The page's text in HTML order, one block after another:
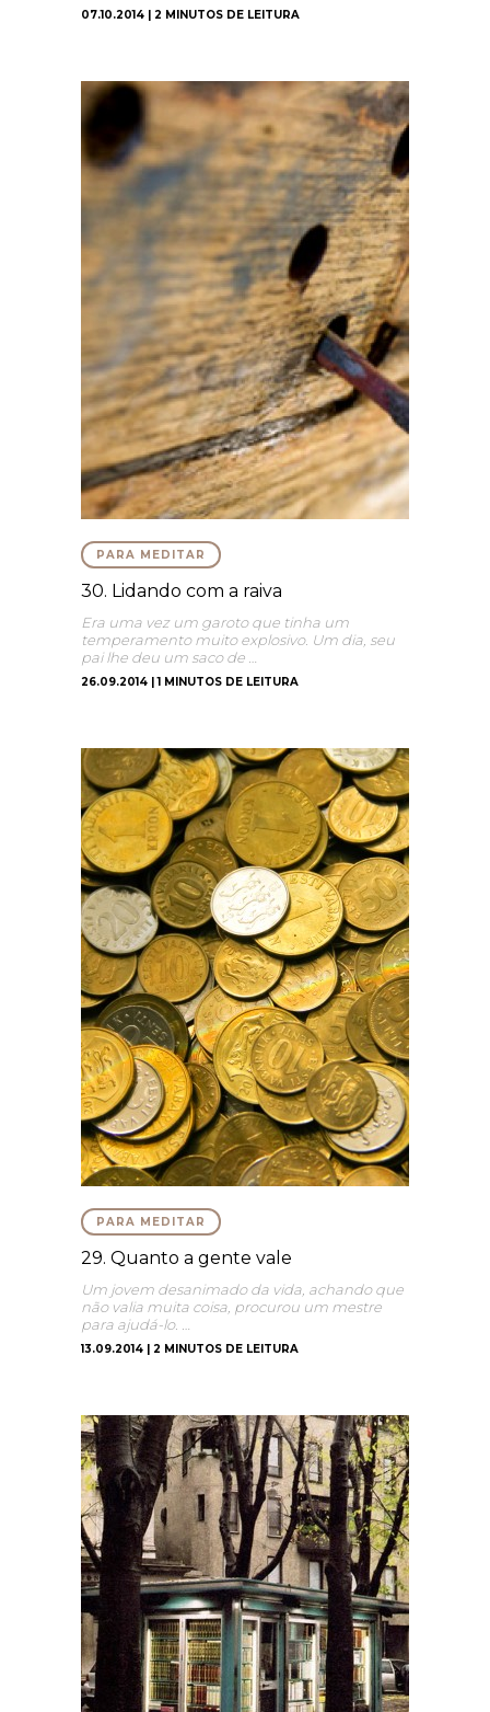
07.10.2014 | 2 MINUTOS DE LEITURA
PARA MEDITAR
30. Lidando com a raiva
Era uma vez um garoto que tinha um
temperamento muito explosivo. Um dia, seu
pai lhe deu um saco de …
26.09.2014 | 1 MINUTOS DE LEITURA
PARA MEDITAR
29. Quanto a gente vale
Um jovem desanimado da vida, achando que
não valia muita coisa, procurou um mestre
para ajudá-lo. …
13.09.2014 | 2 MINUTOS DE LEITURA